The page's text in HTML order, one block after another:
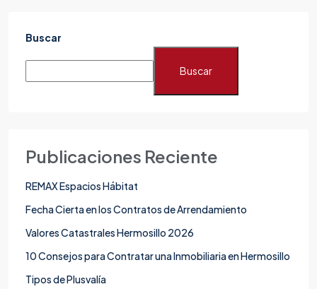
Buscar
Buscar
Publicaciones Reciente
REMAX Espacios Hábitat
Fecha Cierta en los Contratos de Arrendamiento
Valores Catastrales Hermosillo 2026
10 Consejos para Contratar una Inmobiliaria en Hermosillo
Tipos de Plusvalía